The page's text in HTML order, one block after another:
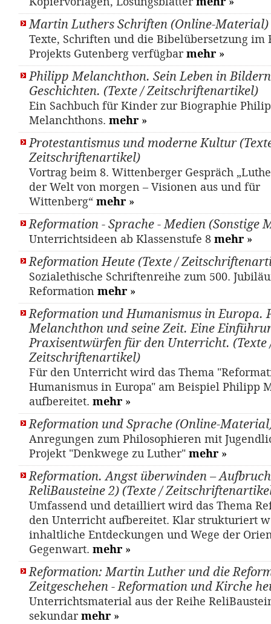
Martin Luthers Schriften (Online-Material)
Texte, Schriften und die Bibelübersetzung im
Projekts Gutenberg verfügbarmehr »
Philipp Melanchthon. Sein Leben in
Geschichten. (Texte / Zeitschriftenartikel)
Ein Sachbuch für Kinder zur Biographie
Melanchthons. mehr »
Protestantismus und moderne Kultur
Zeitschriftenartikel)
Vortrag beim 8. Wittenberger Gespräch
der Welt von morgen – Visionen aus und für
Wittenberg“ mehr »
Reformation - Sprache - Medien (Sonstige
Unterrichtsideen ab Klassenstufe 8 mehr »
Reformation Heute (Texte /
Sozialethische Schriftenreihe zum 500.
Reformation mehr »
Reformation und Humanismus in Europa.
Melanchthon und seine Zeit. Eine
Praxisentwürfen für den Unterricht. (Texte
Zeitschriftenartikel)
Für den Unterricht wird das Thema
Humanismus in Europa" am Beispiel Philipp
aufbereitet. mehr »
Reformation und Sprache (Online-
Anregungen zum Philosophieren mit
Projekt "Denkwege zu Luther" mehr »
Reformation. Angst überwinden –
ReliBausteine 2) (Texte /
Umfassend und detailliert wird das Thema
den Unterricht aufbereitet. Klar strukturiert
inhaltliche Entdeckungen und Wege der
Gegenwart. mehr »
Reformation: Martin Luther und die
Zeitgeschehen - Reformation und Kirche
Unterrichtsmaterial aus der Reihe
sekundarmehr »